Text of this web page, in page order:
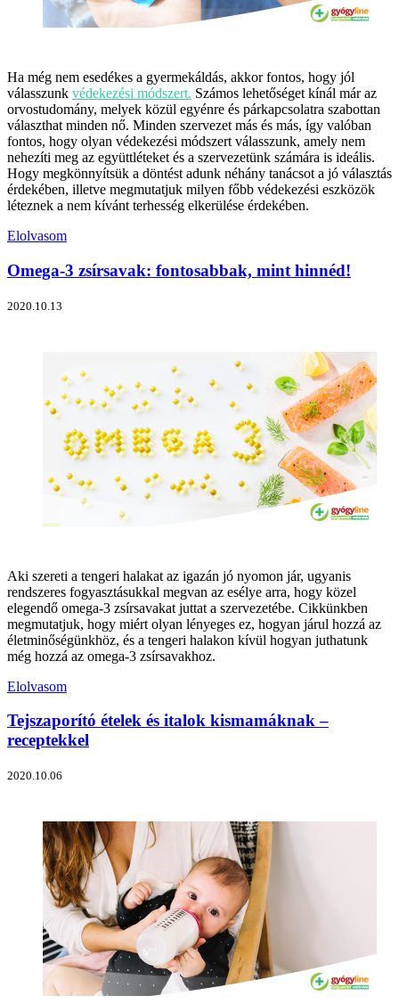
Ha még nem esedékes a gyermekáldás, akkor fontos, hogy jól
válasszunk védekezési módszert. Számos lehetőséget kínál már az
orvostudomány, melyek közül egyénre és párkapcsolatra szabottan
választhat minden nő. Minden szervezet más és más, így valóban
fontos, hogy olyan védekezési módszert válasszunk, amely nem
nehezíti meg az együttléteket és a szervezetünk számára is ideális.
Hogy megkönnyítsük a döntést adunk néhány tanácsot a jó választás
érdekében, illetve megmutatjuk milyen főbb védekezési eszközök
léteznek a nem kívánt terhesség elkerülése érdekében.
Elolvasom
Omega-3 zsírsavak: fontosabbak, mint hinnéd!
2020.10.13
Aki szereti a tengeri halakat az igazán jó nyomon jár, ugyanis
rendszeres fogyasztásukkal megvan az esélye arra, hogy közel
elegendő omega-3 zsírsavakat juttat a szervezetébe. Cikkünkben
megmutatjuk, hogy miért olyan lényeges ez, hogyan járul hozzá az
életminőségünkhöz, és a tengeri halakon kívül hogyan juthatunk
még hozzá az omega-3 zsírsavakhoz.
Elolvasom
Tejszaporító ételek és italok kismamáknak –
receptekkel
2020.10.06